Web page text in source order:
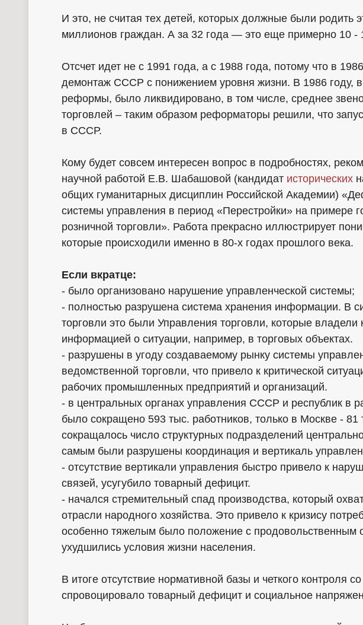
И это, не считая тех детей, которых должные были родить
миллионов граждан. А за 32 года — это еще примерно 10 -
Отсчет идет не с 1991 года, а с 1988 года, потому что в
демонтаж СССР с понижением уровня жизни. В 1986 году, в
реформы, было ликвидировано, в том числе, среднее
торговлей – таким образом реформаторы решили, что
в СССР.
Кому будет совсем интересен вопрос в подробностях,
научной работой Е.В. Шабашовой (кандидат исторических
общих гуманитарных дисциплин Российской Академии)
системы управления в период «Перестройки» на примере
розничной торговли». Работа прекрасно иллюстрирует
которые происходили именно в 80-х годах прошлого века.
Если вкратце:
- было организовано нарушение управленческой системы;
- полностью разрушена система хранения информации. В
торговли это были Управления торговли, которые владели
информацией о ситуации, например, в торговых объектах.
- разрушены в угоду создаваемому рынку системы
ведомственной торговли, что привело к критической
рабочих промышленных предприятий и организаций.
- в центральных органах управления СССР и республик в
было сокращено 593 тыс. работников, только в Москве -
сокращалось число структурных подразделений
самым были разрушены координация и вертикаль
- отсутствие вертикали управления быстро привело к
связей, усугубило товарный дефицит.
- начался стремительный спад производства, который
отрасли народного хозяйства. Это привело к кризису
особенно тяжелым было положение с продовольственным
ухудшились условия жизни населения.
В итоге отсутствие нормативной базы и четкого контроля
спровоцировало товарный дефицит и социальное